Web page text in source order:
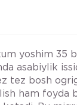
yoshim 35
asabiylik
tez bosh
ham foyda